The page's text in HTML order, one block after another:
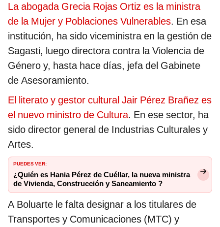
La abogada Grecia Rojas Ortiz es la ministra
de la Mujer y Poblaciones Vulnerables. En esa
institución, ha sido viceministra en la gestión de
Sagasti, luego directora contra la Violencia de
Género y, hasta hace días, jefa del Gabinete
de Asesoramiento.
El literato y gestor cultural Jair Pérez Brañez es
el nuevo ministro de Cultura. En ese sector, ha
sido director general de Industrias Culturales y
Artes.
PUEDES VER:
¿Quién es Hania Pérez de Cuéllar, la nueva ministra
de Vivienda, Construcción y Saneamiento ?
A Boluarte le falta designar a los titulares de
Transportes y Comunicaciones (MTC) y